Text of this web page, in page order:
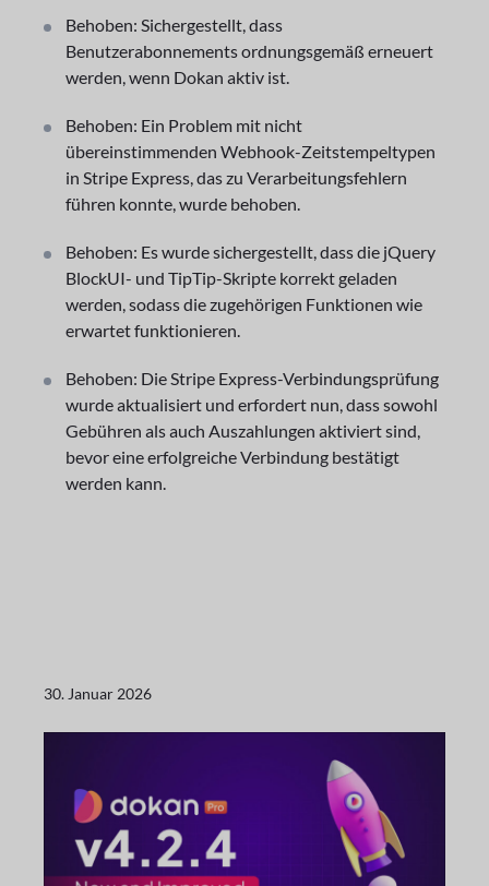
Behoben: Sichergestellt, dass
Benutzerabonnements ordnungsgemäß erneuert
werden, wenn Dokan aktiv ist.
Behoben: Ein Problem mit nicht
übereinstimmenden Webhook-Zeitstempeltypen
in Stripe Express, das zu Verarbeitungsfehlern
führen konnte, wurde behoben.
Behoben: Es wurde sichergestellt, dass die jQuery
BlockUI- und TipTip-Skripte korrekt geladen
werden, sodass die zugehörigen Funktionen wie
erwartet funktionieren.
Behoben: Die Stripe Express-Verbindungsprüfung
wurde aktualisiert und erfordert nun, dass sowohl
Gebühren als auch Auszahlungen aktiviert sind,
bevor eine erfolgreiche Verbindung bestätigt
werden kann.
30. Januar 2026